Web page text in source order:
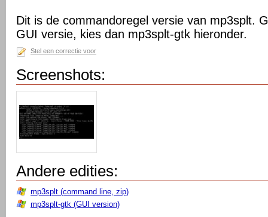
Dit is de commandoregel versie van mp3splt.
GUI versie, kies dan mp3splt-gtk hieronder.
Stel een correctie voor
Screenshots:
Andere edities:
mp3splt (command line, zip)
mp3splt-gtk (GUI version)